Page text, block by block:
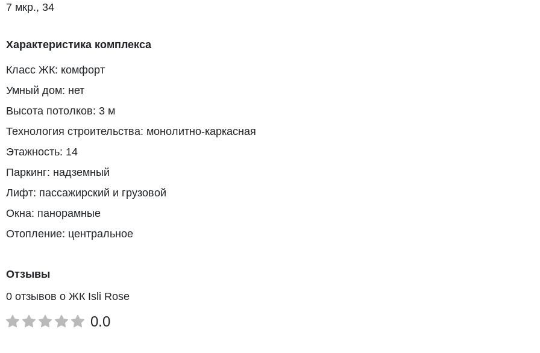
7 мкр., 34
Характеристика комплекса
Класс ЖК: комфорт
Умный дом: нет
Высота потолков: 3 м
Технология строительства: монолитно-каркасная
Этажность: 14
Паркинг: надземный
Лифт: пассажирский и грузовой
Окна: панорамные
Отопление: центральное
Отзывы
0 отзывов о ЖК Isli Rose
0.0